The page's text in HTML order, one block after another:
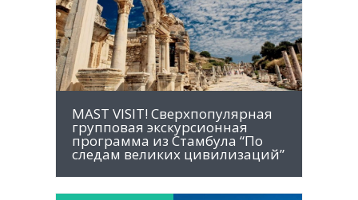
MORE INFO
MAST VISIT! Сверхпопулярная
групповая экскурсионная
программа из Стамбула “По
следам великих цивилизаций”